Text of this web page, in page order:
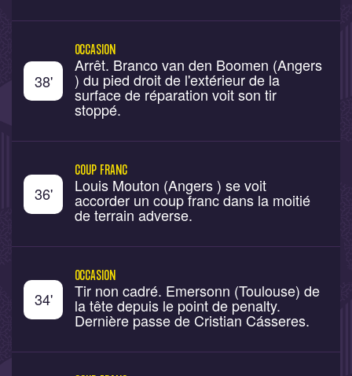
38'
OCCASION
Arrêt. Branco van den Boomen (Angers
) du pied droit de l'extérieur de la
surface de réparation voit son tir
stoppé.
36'
COUP FRANC
Louis Mouton (Angers ) se voit
accorder un coup franc dans la moitié
de terrain adverse.
34'
OCCASION
Tir non cadré. Emersonn (Toulouse) de
la tête depuis le point de penalty.
Dernière passe de Cristian Cásseres.